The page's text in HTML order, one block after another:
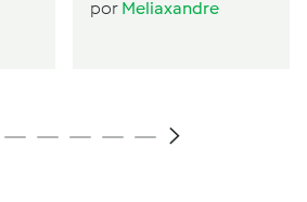
por Meliaxandre